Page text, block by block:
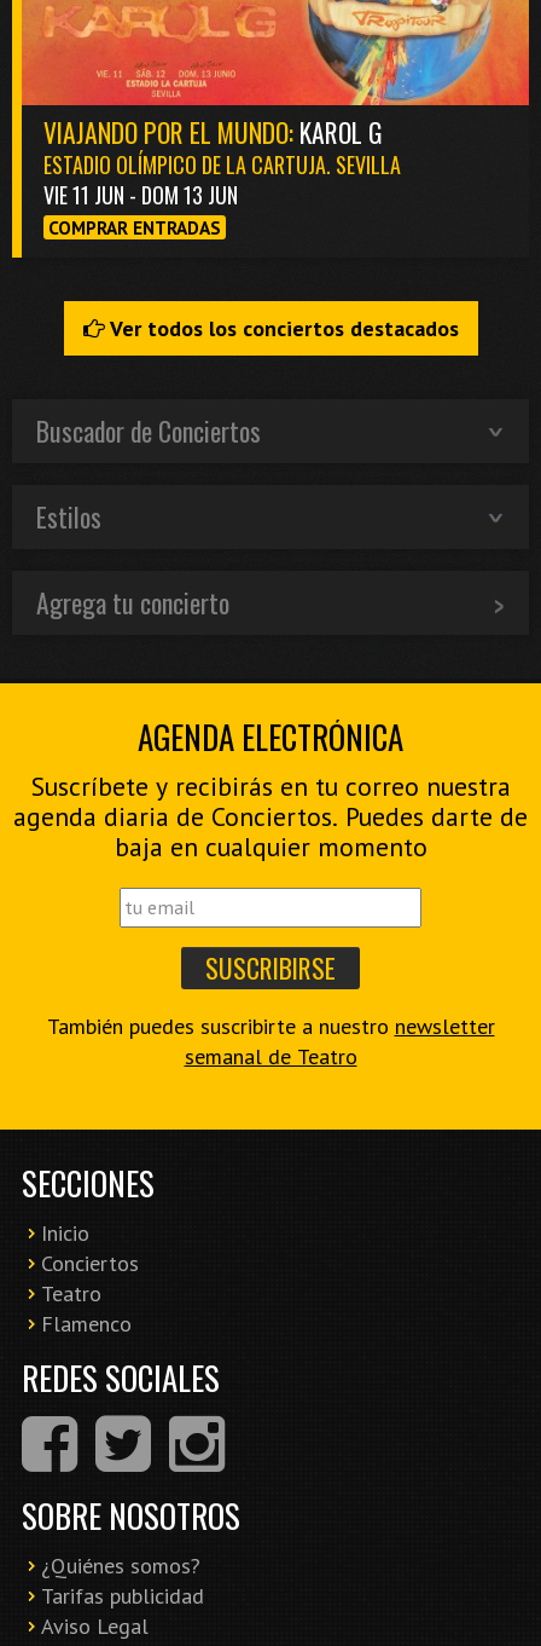
VIAJANDO POR EL MUNDO:KAROL G
ESTADIO OLÍMPICO DE LA CARTUJA. SEVILLA
VIE 11 JUN - DOM 13 JUN
COMPRAR ENTRADAS
Ver todos los conciertos destacados
Buscador de Conciertos
Estilos
Agrega tu concierto
AGENDA ELECTRÓNICA
Suscríbete y recibirás en tu correo nuestra
agenda diaria de Conciertos. Puedes darte de
baja en cualquier momento
También puedes suscribirte a nuestro newsletter
semanal de Teatro
SECCIONES
Inicio
Conciertos
Teatro
Flamenco
REDES SOCIALES
SOBRE NOSOTROS
¿Quiénes somos?
Tarifas publicidad
Aviso Legal